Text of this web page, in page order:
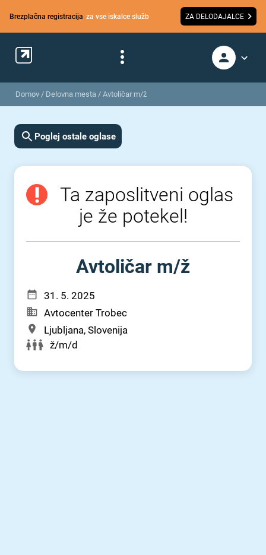
Brezplačna registracija za vse iskalce služb ZA DELODAJALCE
Domov / Delovna mesta / Avtoličar m/ž
Poglej ostale oglase
Ta zaposlitveni oglas
je že potekel!
Avtoličar m⁠/⁠ž
31. 5. 2025
Avtocenter Trobec
Ljubljana, Slovenija
ž/m/d